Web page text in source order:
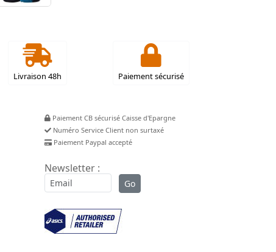
Livraison 48h Paiement sécurisé
Paiement CB sécurisé Caisse d'Epargne
Numéro Service Client non surtaxé
Paiement Paypal accepté
Newsletter :